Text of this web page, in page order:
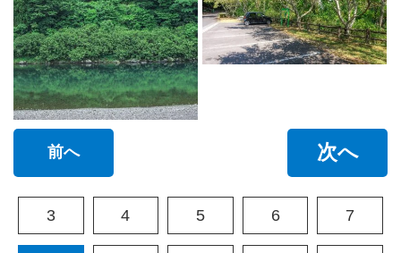
前へ 次へ
3 4 5 6 7